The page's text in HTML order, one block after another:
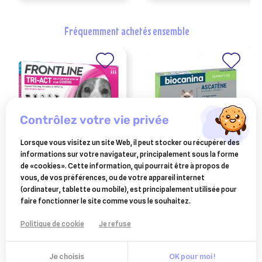
fréquemment achetés ensemble
FRONTLINE
frontline tri-act chiens 10 à
20kg 6 pipettes
34,48 €
BIOCANINA
biocanina ascatène 10
comprimés
8,59 €
contrôlez votre vie privée
Lorsque vous visitez un site Web, il peut stocker ou récupérer des
informations sur votre navigateur, principalement sous la forme
de «cookies». Cette information, qui pourrait être à propos de
vous, de vos préférences, ou de votre appareil internet
(ordinateur, tablette ou mobile), est principalement utilisée pour
faire fonctionner le site comme vous le souhaitez.
Politique de cookie Je refuse
Je choisis OK pour moi !